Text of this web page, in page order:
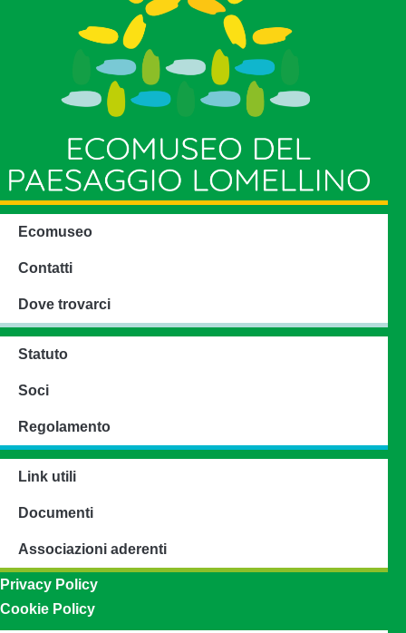
Ecomuseo
Contatti
Dove trovarci
Statuto
Soci
Regolamento
Link utili
Documenti
Associazioni aderenti
Privacy Policy
Cookie Policy